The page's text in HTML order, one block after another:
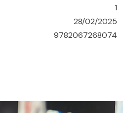
1
28/02/2025
9782067268074